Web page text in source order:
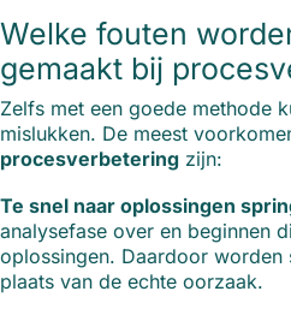
Welke fouten
gemaakt bij
Zelfs met een goede methode
mislukken. De meest
procesverbetering zijn:
Te snel naar oplossingen
analysefase over en beginnen
oplossingen. Daardoor worden
plaats van de echte oorzaak.